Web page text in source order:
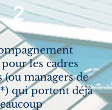
2
les cadres
(ou managers de
qui portent déjà